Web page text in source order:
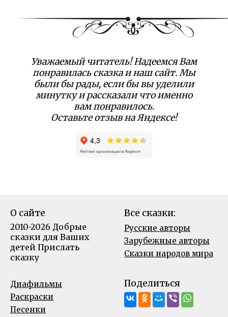
Уважаемый читатель! Надеемся Вам
понравилась сказка и наш сайт. Мы
были бы рады, если бы вы уделили
минутку и рассказали что именно
вам понравилось.
Оставьте отзыв на Яндексе!
О сайте
2010-2026 Добрые
сказки для Ваших
детей Прислать
сказку
Все сказки:
Русские авторы
Зарубежные авторы
Сказки народов мира
Диафильмы
Раскраски
Песенки
Поделиться